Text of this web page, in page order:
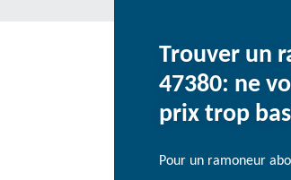
Trouver un
47380: ne
prix trop
Pour un ramoneur